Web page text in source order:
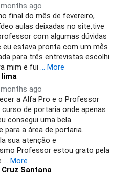
ago
final do mês de fevereiro,
aulas deixadas no site,tive
com algumas dúvidas
eu estava pronta com um mês
para três entrevistas escolhi
mim e fui … More
ago
a Alfa Pro e o Professor
curso de portaria onde apenas
consegui uma bela
para a área de portaria.
sua atenção e
Professor estou grato pela
… More
Santana